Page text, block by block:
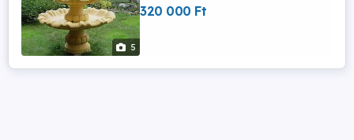
5
vagyunk. A szökőkút csodálatos vízi
320 000 Ft